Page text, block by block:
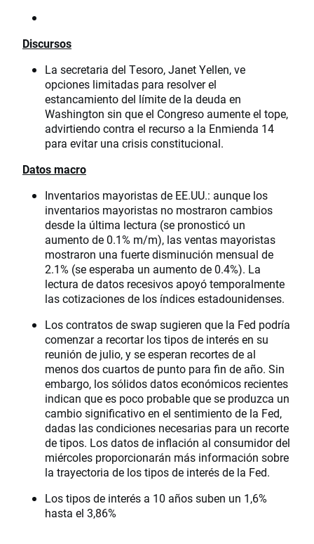
Discursos
La secretaria del Tesoro, Janet Yellen, ve
opciones limitadas para resolver el
estancamiento del límite de la deuda en
Washington sin que el Congreso aumente el tope,
advirtiendo contra el recurso a la Enmienda 14
para evitar una crisis constitucional.
Datos macro
Inventarios mayoristas de EE.UU.: aunque los
inventarios mayoristas no mostraron cambios
desde la última lectura (se pronosticó un
aumento de 0.1% m/m), las ventas mayoristas
mostraron una fuerte disminución mensual de
2.1% (se esperaba un aumento de 0.4%). La
lectura de datos recesivos apoyó temporalmente
las cotizaciones de los índices estadounidenses.
Los contratos de swap sugieren que la Fed podría
comenzar a recortar los tipos de interés en su
reunión de julio, y se esperan recortes de al
menos dos cuartos de punto para fin de año. Sin
embargo, los sólidos datos económicos recientes
indican que es poco probable que se produzca un
cambio significativo en el sentimiento de la Fed,
dadas las condiciones necesarias para un recorte
de tipos. Los datos de inflación al consumidor del
miércoles proporcionarán más información sobre
la trayectoria de los tipos de interés de la Fed.
Los tipos de interés a 10 años suben un 1,6%
hasta el 3,86%